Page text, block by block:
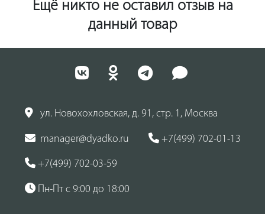
Ещё никто не оставил отзыв на
данный товар
ул. Новохохловская, д. 91, стр. 1, Москва
manager@dyadko.ru +7(499) 702-01-13
+7(499) 702-03-59
Пн-Пт с 9:00 до 18:00